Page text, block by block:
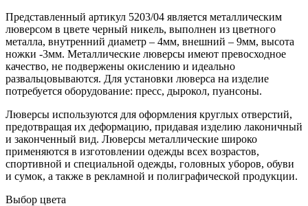
Представленный артикул 5203/04 является металлическим
люверсом в цвете черный никель, выполнен из цветного
металла, внутренний диаметр – 4мм, внешний – 9мм, высота
ножки -3мм. Металлические люверсы имеют превосходное
качество, не подвержены окислению и идеально
развальцовываются. Для установки люверса на изделие
потребуется оборудование: пресс, дырокол, пуансоны.
Люверсы используются для оформления круглых отверстий,
предотвращая их деформацию, придавая изделию лаконичный
и законченный вид. Люверсы металлические широко
применяются в изготовлении одежды всех возрастов,
спортивной и специальной одежды, головных уборов, обуви
и сумок, а также в рекламной и полиграфической продукции.
Выбор цвета